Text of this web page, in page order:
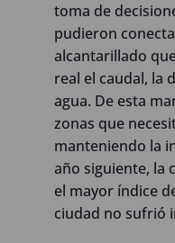
toma de
pudieron
alcantarillado
real el caudal, la
agua. De esta
zonas que
manteniendo la
año siguiente, la
el mayor índice
ciudad no sufrió